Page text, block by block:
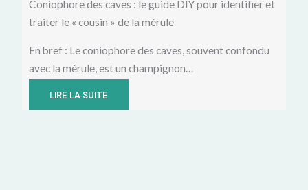
Coniophore des caves : le guide DIY pour identifier et
traiter le « cousin » de la mérule
En bref : Le coniophore des caves, souvent confondu
avec la mérule, est un champignon…
LIRE LA SUITE